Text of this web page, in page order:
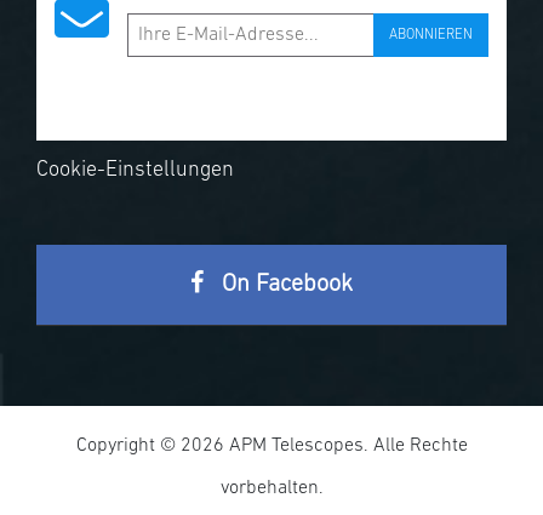
ABONNIEREN
Cookie-Einstellungen
On Facebook
Copyright © 2026 APM Telescopes. Alle Rechte
vorbehalten.